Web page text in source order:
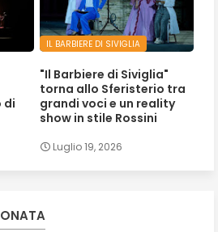
di
IL BARBIERE DI SIVIGLIA
"Il Barbiere di Siviglia"
torna allo Sferisterio tra
grandi voci e un reality
show in stile Rossini
Luglio 19, 2026